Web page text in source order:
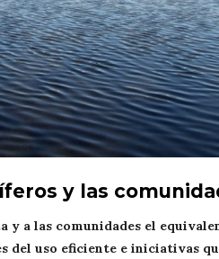
y las
y a las comunidades el
del uso eficiente e iniciativas